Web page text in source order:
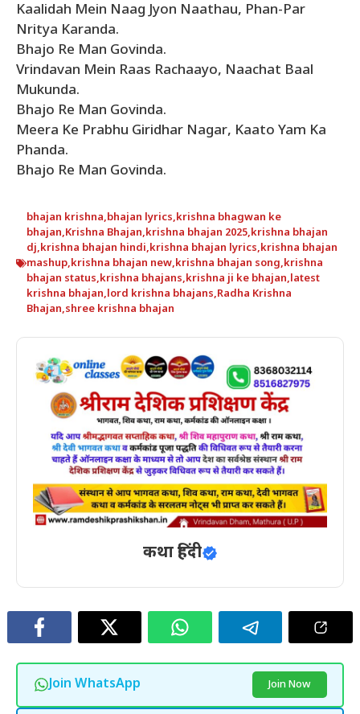
Kaalidah Mein Naag Jyon Naathau, Phan-Par
Nritya Karanda.
Bhajo Re Man Govinda.
Vrindavan Mein Raas Rachaayo, Naachat Baal
Mukunda.
Bhajo Re Man Govinda.
Meera Ke Prabhu Giridhar Nagar, Kaato Yam Ka
Phanda.
Bhajo Re Man Govinda.
bhajan krishna,bhajan lyrics,krishna bhagwan ke
bhajan,Krishna Bhajan,krishna bhajan 2025,krishna bhajan
dj,krishna bhajan hindi,krishna bhajan lyrics,krishna bhajan
mashup,krishna bhajan new,krishna bhajan song,krishna
bhajan status,krishna bhajans,krishna ji ke bhajan,latest
krishna bhajan,lord krishna bhajans,Radha Krishna
Bhajan,shree krishna bhajan
कथा हिंदी
Join WhatsApp Join Now